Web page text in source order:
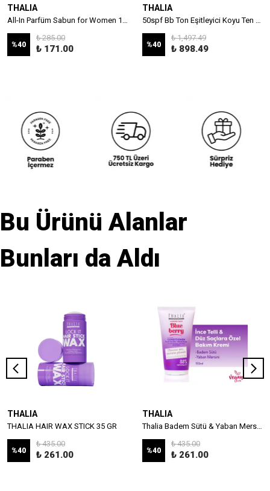
THALIA
%40
₺ 285.00
₺ 171.00
THALIA
%40
₺ 1,497.49
₺ 898.49
Bu Ürünü Alanlar
Bunları da Aldı
THALIA
THALIA HAIR WAX STICK 35 GR
%40
₺ 435.00
₺ 261.00
THALIA
%40
₺ 435.00
₺ 261.00